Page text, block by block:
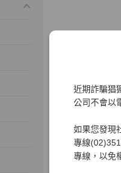
近期詐騙猖
公司不會以
如果您發現
專線
專線，以免